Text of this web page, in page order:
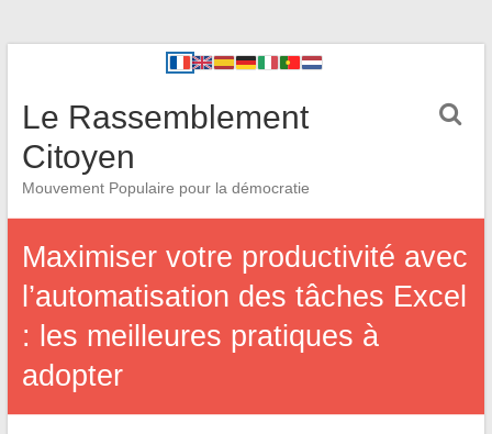
Le Rassemblement
Citoyen
Mouvement Populaire pour la démocratie
Maximiser votre productivité avec
l’automatisation des tâches Excel
: les meilleures pratiques à
adopter